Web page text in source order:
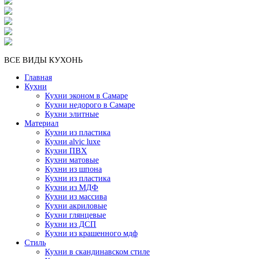
ВСЕ ВИДЫ КУХОНЬ
Главная
Кухни
Кухни эконом в Самаре
Кухни недорого в Самаре
Кухни элитные
Материал
Кухни из пластика
Кухни alvic luxe
Кухни ПВХ
Кухни матовые
Кухни из шпона
Кухни из пластика
Кухни из МДФ
Кухни из массива
Кухни акриловые
Кухни глянцевые
Кухни из ДСП
Кухни из крашенного мдф
Стиль
Кухни в скандинавском стиле